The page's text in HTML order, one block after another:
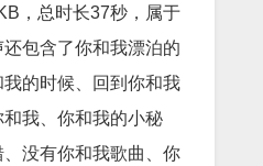
，总时长37秒，属于
包含了你和我漂泊的
的时候、回到你和我
我、你和我的小秘
没有你和我歌曲、你